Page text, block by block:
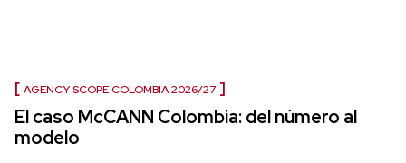
AGENCY SCOPE COLOMBIA 2026/27
El caso McCANN Colombia: del número al
modelo